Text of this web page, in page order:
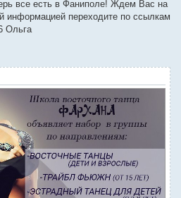
все есть в Фаниполе! Ждем Вас на
информацией переходите по ссылкам
Ольга